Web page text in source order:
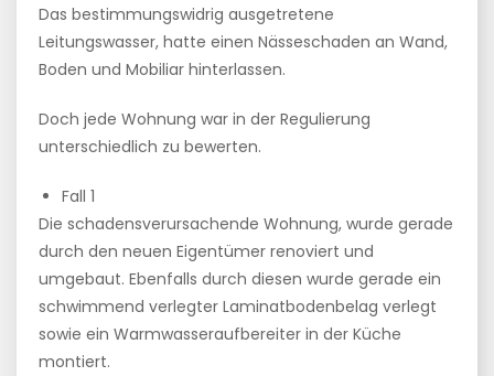
Das bestimmungswidrig ausgetretene
Leitungswasser, hatte einen Nässeschaden an Wand,
Boden und Mobiliar hinterlassen.
Doch jede Wohnung war in der Regulierung
unterschiedlich zu bewerten.
Fall 1
Die schadensverursachende Wohnung, wurde gerade
durch den neuen Eigentümer renoviert und
umgebaut. Ebenfalls durch diesen wurde gerade ein
schwimmend verlegter Laminatbodenbelag verlegt
sowie ein Warmwasseraufbereiter in der Küche
montiert.